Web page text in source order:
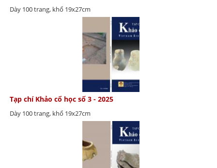
Dày 100 trang, khổ 19x27cm
Tạp chí Khảo cổ học số 3 - 2025
Dày 100 trang, khổ 19x27cm